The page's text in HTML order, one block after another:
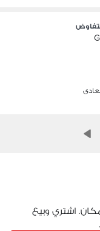
اشتري وبيع